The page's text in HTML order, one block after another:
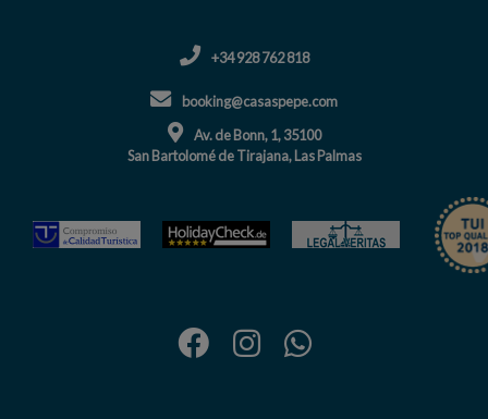
+34 928 762 818
booking@casaspepe.com
Av. de Bonn, 1, 35100
San Bartolomé de Tirajana, Las Palmas